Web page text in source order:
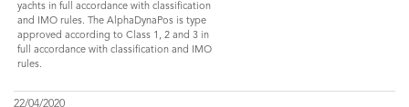
yachts in full accordance with classification
and IMO rules. The AlphaDynaPos is type
approved according to Class 1, 2 and 3 in
full accordance with classification and IMO
rules.
22/04/2020